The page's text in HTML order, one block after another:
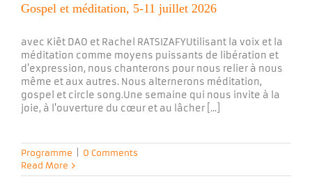
Gospel et méditation, 5-11 juillet 2026
avec Kiêt DAO et Rachel RATSIZAFYUtilisant la voix et la
méditation comme moyens puissants de libération et
d'expression, nous chanterons pour nous relier à nous
même et aux autres. Nous alternerons méditation,
gospel et circle song.Une semaine qui nous invite à la
joie, à l'ouverture du cœur et au lâcher [...]
Programme
0 Comments
Read More